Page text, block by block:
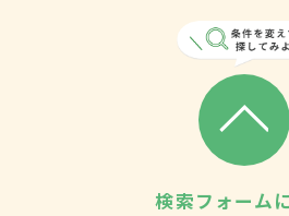
検索フォーム